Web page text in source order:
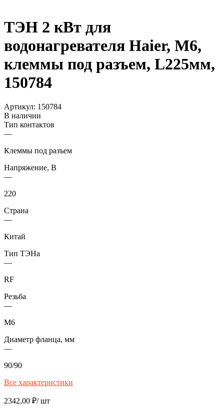
ТЭН 2 кВт для
водонагревателя Haier, М6,
клеммы под разъем, L225мм,
150784
Артикул: 150784
В наличии
Тип контактов
—
Клеммы под разъем
Напряжение, В
—
220
Страна
—
Китай
Тип ТЭНа
—
RF
Резьба
—
М6
Диаметр фланца, мм
—
90/90
Все характеристики
2342,00 ₽/ шт